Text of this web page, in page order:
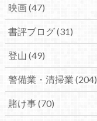
映画(47)
書評ブログ(31)
登山 (49)
警備業・清掃業 (204)
賭け事(70)